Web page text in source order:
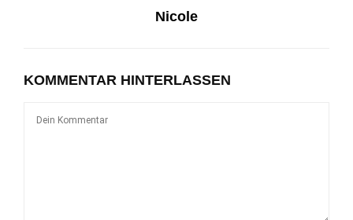
Nicole
KOMMENTAR HINTERLASSEN